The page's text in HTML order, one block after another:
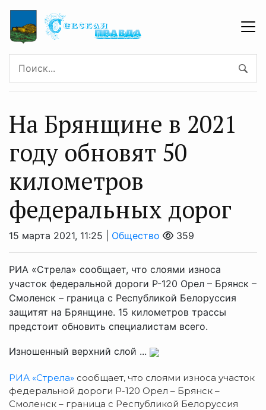
На Брянщине в 2021
году обновят 50
километров
федеральных дорог
15 марта 2021, 11:25 | Общество 359
РИА «Стрела» сообщает, что слоями износа
участок федеральной дороги Р-120 Орел – Брянск –
Смоленск – граница с Республикой Белоруссия
защитят на Брянщине. 15 километров трассы
предстоит обновить специалистам всего.
Изношенный верхний слой ...
РИА «Стрела» сообщает, что слоями износа участок
федеральной дороги Р-120 Орел – Брянск –
Смоленск – граница с Республикой Белоруссия